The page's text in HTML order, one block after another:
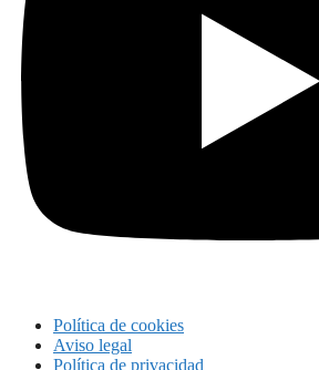
Política de cookies
Aviso legal
Política de privacidad